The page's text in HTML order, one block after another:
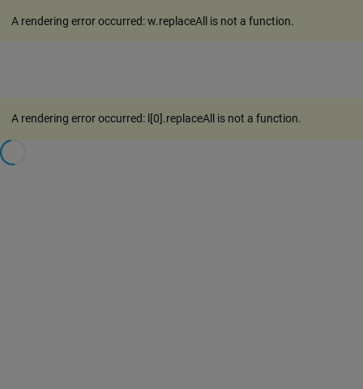
A rendering error occurred:w.replaceAll is not a function.
A rendering error occurred: l[0].replaceAll is not a function.